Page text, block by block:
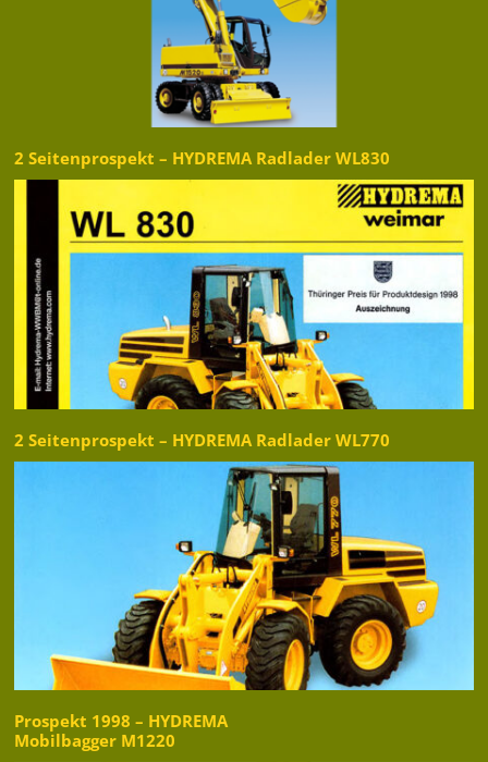
2 Seitenprospekt – HYDREMA Radlader WL830
2 Seitenprospekt – HYDREMA Radlader WL770
Prospekt 1998 – HYDREMA
Mobilbagger M1220